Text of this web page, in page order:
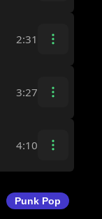
2:31
3:27
4:10
Punk Pop